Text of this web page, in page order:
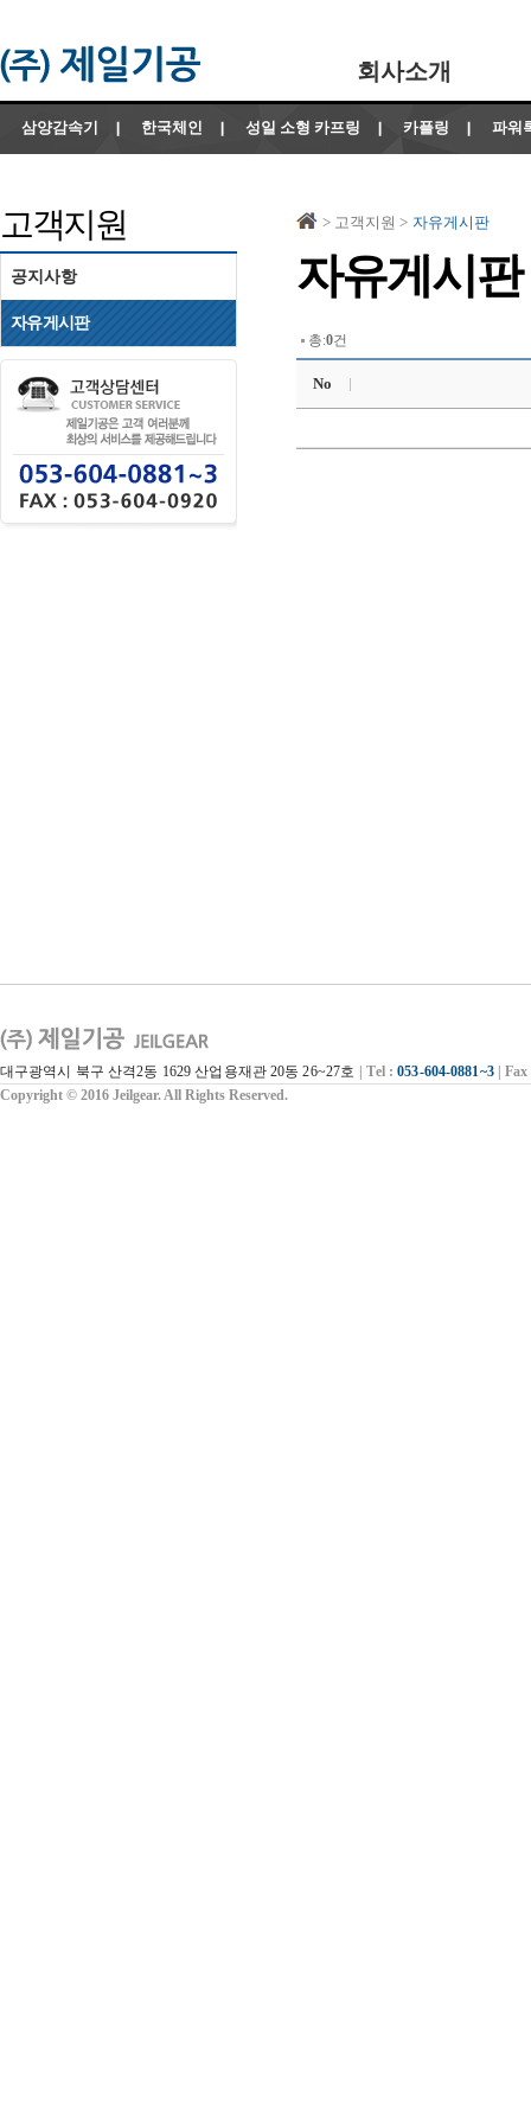
회사소개
삼양감속기 한국체인 성일 소형 카프링 카플링 파워
고객지원
공지사항
자유게시판
> 고객지원 > 자유게시판
자유게시판
총:0건
No
대구광역시 북구 산격2동 1629 산업용재관 20동 26~27호 | Tel :053-604-0881~3| Fax
Copyright © 2016 Jeilgear. All Rights Reserved.